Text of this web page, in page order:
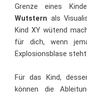
Grenze eines
Wutstern als
Kind XY wütend
für dich, wenn
Explosionsblase
Für das Kind,
können die